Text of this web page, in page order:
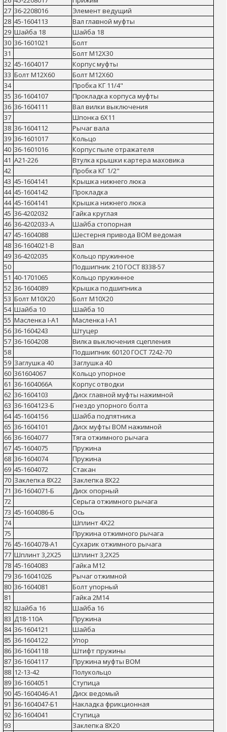
27 36-2208016
Элемент ведущий
28 45-1604113
Вал главной муфты
29 Шайба 18
Шайба 18
30 36-1601021
Болт
31
Болт М12Х30
32 45-1604017
Корпус муфты
33 Болт М12Х60
Болт М12Х60
34
Пробка КГ 11/4"
35 36-1604107
Прокладка корпуса муфты
36 36-1604111
Вал вилки выключения
37
Шпонка 6Х11
38 36-1604112
Рычаг вала
39 36-1601017
Кольцо
40 36-1601016
Корпус пыле отражателя
41 А21-226
Втулка крышки картера маховика
42
Пробка КГ 1/2"
43 45-1604141
Крышка нижнего люка
44 45-1604142
Прокладка
44 45-1604141
Крышка нижнего люка
45 36-4202032
Гайка круглая
46 36-4202033-А
Шайба стопорная
47 45-1604088
Шестерня привода ВОМ ведомая
48 36-1604021-В
Вал
49 36-4202035
Кольцо пружинное
50
Подшипник 210 ГОСТ 8338-57
51 40-1701065
Кольцо пружинное
52 36-1604089
Крышка подшипника
53 Болт М10Х20
Болт М10Х20
54 Шайба 10
Шайба 10
55 Масленка I-А1
Масленка I-А1
56 36-1604243
Штуцер
57 36-1604208
Вилка выключения сцепления
58
Подшипник 60120 ГОСТ 7242-70
59 Заглушка 40
Заглушка 40
60 361604067
Кольцо упорное
61 36-1604066А
Корпус отводки
62 36-1604103
Диск главной муфты нажимной
63 36-1604123-Б
Гнездо упорного болта
64 45-1604156
Шайба подпятника
65 36-1604101
Диск муфты ВОМ нажимной
66 36-1604077
Тяга отжимного рычага
67 45-1604075
Пружина
68 36-1604074
Пружина
69 45-1604072
Стакан
70 Заклепка 8Х22
Заклепка 8Х22
71 36-1604071-Б
Диск опорный
72
Серьга отжимного рычага
73 45-1604086-Б
Ось
74
Шплинт 4Х22
75
Пружина отжимного рычага
76 45-1604078-А1
Сухарик отжимного рычага
77 Шплинт 3,2Х25
Шплинт 3,2Х25
78 45-1604083
Гайка М12
79 36-1604102Б
Рычаг отжимной
80 36-1604081
Болт упорный
81
Гайка 2М14
82 Шайба 16
Шайба 16
83 Д18-110А
Пружина
84 36-1604121
Шайба
85 36-1604122
Упор
86 36-1604118
Штифт пружины
87 36-1604117
Пружина муфты ВОМ
88 12-13-42
Полукольцо
89 36-1604051
Ступица
90 45-1604046-А1
Диск ведомый
91 36-1604047-Б1
Накладка фрикционная
92 36-1604041
Ступица
93
Заклепка 8Х20